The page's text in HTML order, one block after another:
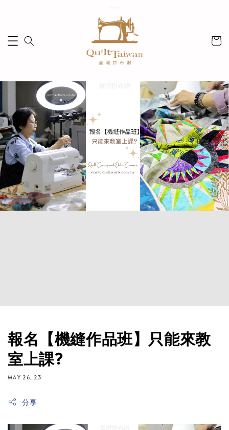
報名【機縫作品班】只能來教
室上課?
MAY 26, 23
分享